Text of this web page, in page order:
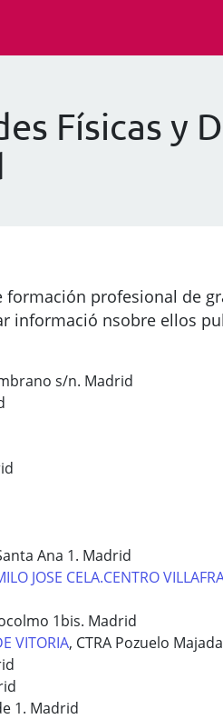
Físicas y
profesional de
informació nsobre ellos
s/n. Madrid
Ana 1. Madrid
JOSE CELA.CENTRO
1bis. Madrid
VITORIA, CTRA Pozuelo
1. Madrid